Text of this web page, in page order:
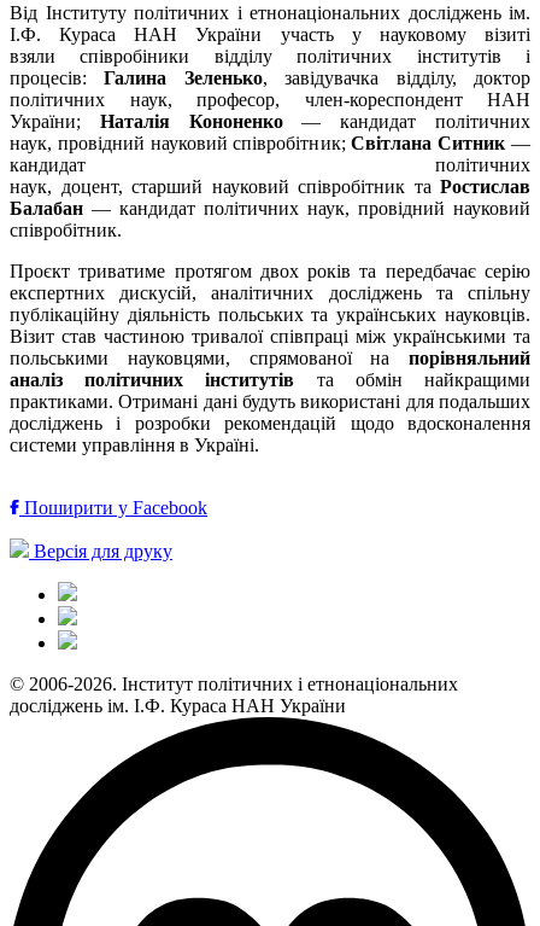
Від Інституту політичних і етнонаціональних досліджень ім.
І.Ф. Кураса НАН України участь у науковому візиті
взяли співробіники відділу політичних інститутів і
процесів:Галина Зеленько, завідувачка відділу, доктор
політичних наук, професор, член-кореспондент НАН
України; Наталія Кононенко— кандидат політичних
наук, провідний науковий співробітник; Світлана Ситник —
кандидат політичних
наук, доцент, старший науковий співробітник та Ростислав
Балабан — кандидат політичних наук, провідний науковий
співробітник.
Проєкт триватиме протягом двох років та передбачає серію
експертних дискусій, аналітичних досліджень та спільну
публікаційну діяльність польських та українських науковців.
Візит став частиною тривалої співпраці між українськими та
польськими науковцями, спрямованої на порівняльний
аналіз політичних інститутів та обмін найкращими
практиками. Отримані дані будуть використані для подальших
досліджень і розробки рекомендацій щодо вдосконалення
системи управління в Україні.
Поширити у Facebook
Версія для друку
© 2006-2026. Інститут політичних і етнонаціональних
досліджень ім. І.Ф. Кураса НАН України